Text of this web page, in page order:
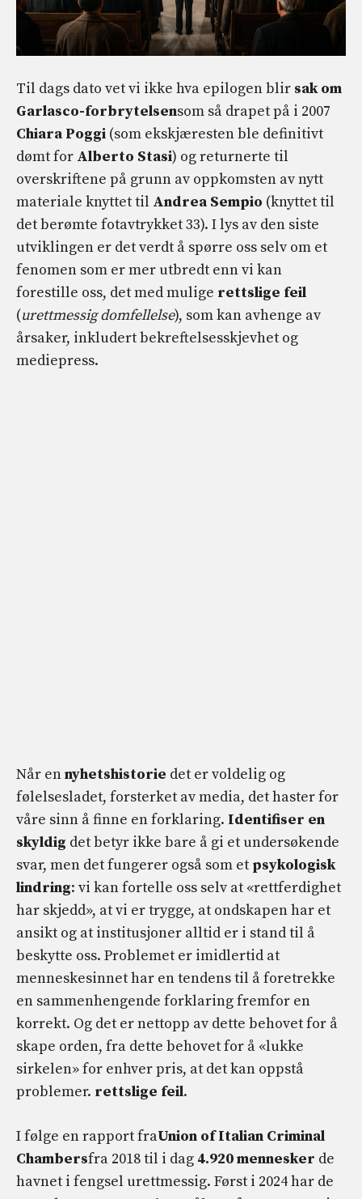
Til dags dato vet vi ikke hva epilogen blir sak om
Garlasco-forbrytelsensom så drapet på i 2007
Chiara Poggi (som ekskjæresten ble definitivt
dømt for Alberto Stasi) og returnerte til
overskriftene på grunn av oppkomsten av nytt
materiale knyttet til Andrea Sempio (knyttet til
det berømte fotavtrykket 33). I lys av den siste
utviklingen er det verdt å spørre oss selv om et
fenomen som er mer utbredt enn vi kan
forestille oss, det med mulige rettslige feil
(urettmessig domfellelse), som kan avhenge av
årsaker, inkludert bekreftelsesskjevhet og
mediepress.
Når ennyhetshistorie det er voldelig og
følelsesladet, forsterket av media, det haster for
våre sinn å finne en forklaring. Identifiser en
skyldig det betyr ikke bare å gi et undersøkende
svar, men det fungerer også som et psykologisk
lindring: vi kan fortelle oss selv at «rettferdighet
har skjedd», at vi er trygge, at ondskapen har et
ansikt og at institusjoner alltid er i stand til å
beskytte oss. Problemet er imidlertid at
menneskesinnet har en tendens til å foretrekke
en sammenhengende forklaring fremfor en
korrekt. Og det er nettopp av dette behovet for å
skape orden, fra dette behovet for å «lukke
sirkelen» for enhver pris, at det kan oppstå
problemer. rettslige feil.
I følge en rapport fraUnion of Italian Criminal
Chambersfra 2018 til i dag 4.920 mennesker de
havnet i fengsel urettmessig. Først i 2024 har de